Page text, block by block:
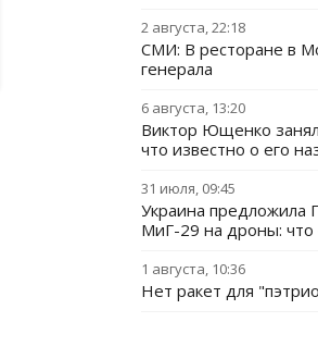
2 августа, 22:18
СМИ: В ресторане в
генерала
6 августа, 13:20
Виктор Ющенко
что известно о его
31 июля, 09:45
Украина предложила
МиГ-29 на дроны:
1 августа, 10:36
Нет ракет для